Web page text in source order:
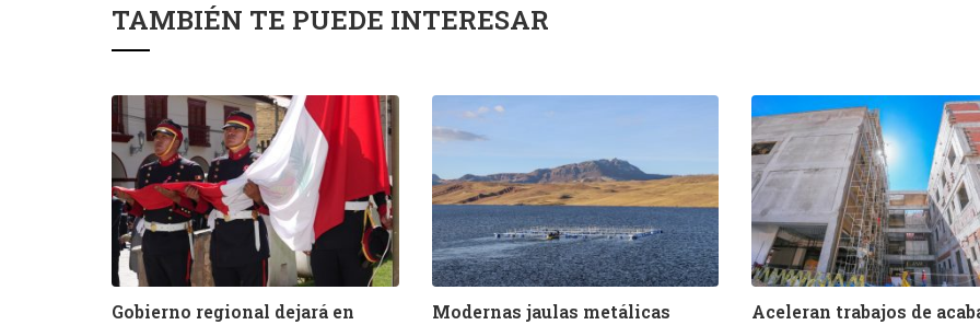
TAMBIÉN TE PUEDE INTERESAR
Gobierno regional dejará en
Modernas jaulas metálicas
Aceleran trabajos de